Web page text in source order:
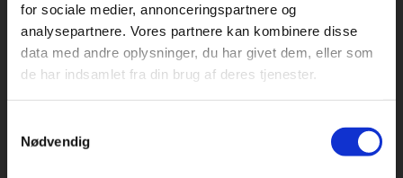
for sociale medier, annonceringspartnere og
analysepartnere. Vores partnere kan kombinere disse
data med andre oplysninger, du har givet dem, eller som
de har indsamlet fra din brug af deres tjenester.
Nødvendig
Praxis Forlag A/S
CVR 41280921
For privatkunder og
studerende. Du får
vist priser inkl.
For institutioner og
virksomheder. Du
får vist priser ekskl.